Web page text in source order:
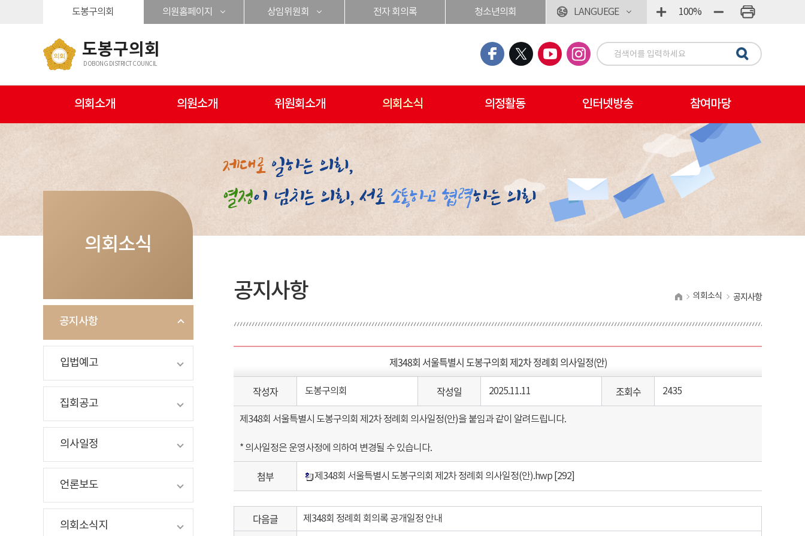
도봉구의회 의원홈페이지 상임위원회 전자 회의록 청소년의회 LANGUEGE 100%
도봉구의회
DOBONG DISTRICT COUNCIL
의회소개 의원소개 위원회소개 의회소식 의정활동 인터넷방송 참여마당
의회소식
공지사항
입법예고
집회공고
의사일정
언론보도
의회소식지
공지사항 의회소식 공지사항
제348회 서울특별시 도봉구의회 제2차 정례회 의사일정(안)
작성자 도봉구의회 작성일 2025.11.11 조회수 2435
제348회 서울특별시 도봉구의회 제2차 정례회 의사일정(안)을 붙임과 같이 알려드립니다.
* 의사일정은 운영사정에 의하여 변경될 수 있습니다.
첨부 제348회 서울특별시 도봉구의회 제2차 정례회 의사일정(안).hwp [292]
다음글 제348회 정례회 회의록 공개일정 안내